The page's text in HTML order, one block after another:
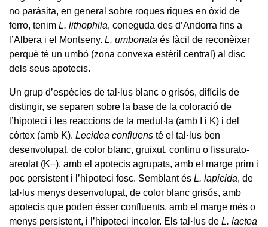
no paràsita, en general sobre roques riques en òxid de
ferro, tenim L. lithophila, coneguda des d’Andorra fins a
l’Albera i el Montseny. L. umbonata és fàcil de reconèixer
perquè té un umbó (zona convexa estèril central) al disc
dels seus apotecis.
Un grup d’espècies de tal·lus blanc o grisós, difícils de
distingir, se separen sobre la base de la coloració de
l’hipoteci i les reaccions de la medul·la (amb I i K) i del
còrtex (amb K). Lecidea confluens té el tal·lus ben
desenvolupat, de color blanc, gruixut, continu o fissurato-
areolat (K−), amb el apotecis agrupats, amb el marge prim i
poc persistent i l’hipoteci fosc. Semblant és L. lapicida, de
tal·lus menys desenvolupat, de color blanc grisós, amb
apotecis que poden ésser confluents, amb el marge més o
menys persistent, i l’hipoteci incolor. Els tal·lus de L. lactea